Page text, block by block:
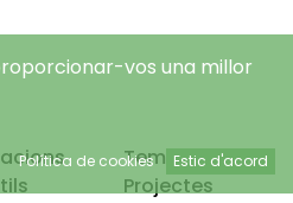
Temps Lliure
Projectes
vos una millor
Política de cookies Estic d'acord